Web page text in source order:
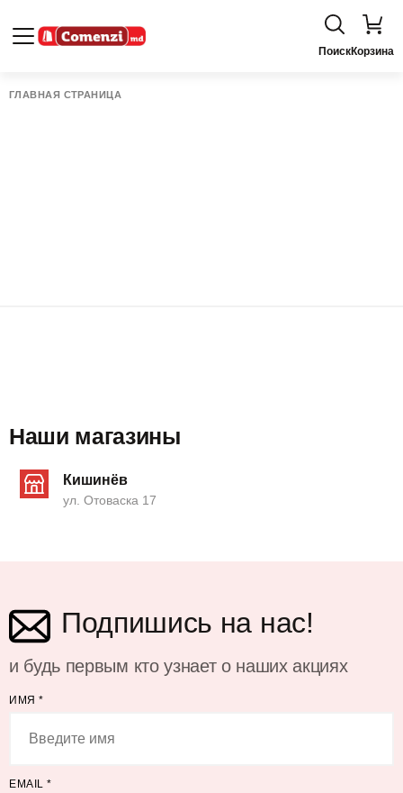
ПоискКорзина
ГЛАВНАЯ СТРАНИЦА
Наши магазины
Кишинёв
ул. Отоваска 17
Подпишись на нас!
и будь первым кто узнает о наших акциях
ИМЯ *
EMAIL *